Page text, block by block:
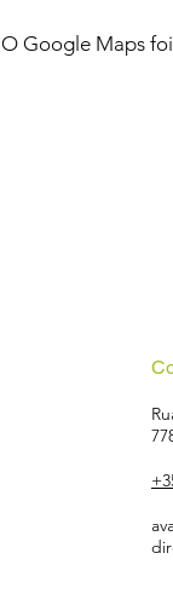
O Google Maps